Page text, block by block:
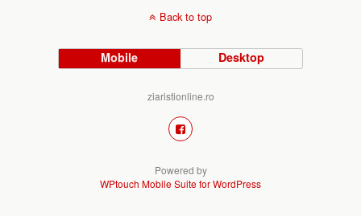
Back to top
Mobile Desktop
ziaristionline.ro
Powered by
WPtouch Mobile Suite for WordPress